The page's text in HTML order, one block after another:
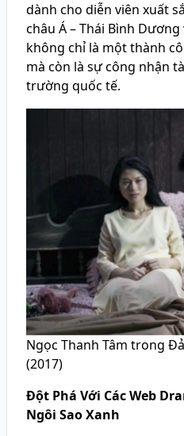
dành cho diễn viên xuất
châu Á – Thái Bình
không chỉ là một thành
mà còn là sự công nhận
trường quốc tế.
Ngọc Thanh Tâm trong
(2017)
Đột Phá Với Các Web
Ngôi Sao Xanh